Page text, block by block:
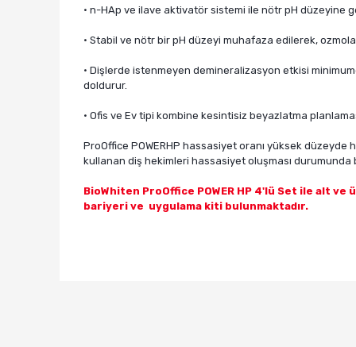
​• n-HAp ve ilave aktivatör sistemi ile nötr pH düzeyine
• Stabil ve nötr bir pH düzeyi muhafaza edilerek,
• Dişlerde istenmeyen demineralizasyon etkisi
doldurur.
• Ofis ve Ev tipi kombine kesintisiz beyazlatma
ProOffice POWERHP hassasiyet oranı yüksek düzeyde
kullanan diş hekimleri hassasiyet oluşması
BioWhiten ProOffice POWER HP 4'lü Set ile alt
bariyeri ve uygulama kiti bulunmaktadır.